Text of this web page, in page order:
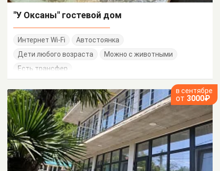
"У Оксаны" гостевой дом
Интернет Wi-Fi
Автостоянка
Дети любого возраста
Можно с животными
Есть трансфер
в сентябре
от 3000₽